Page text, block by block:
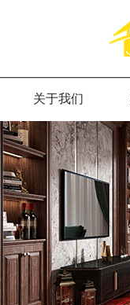
关于我们